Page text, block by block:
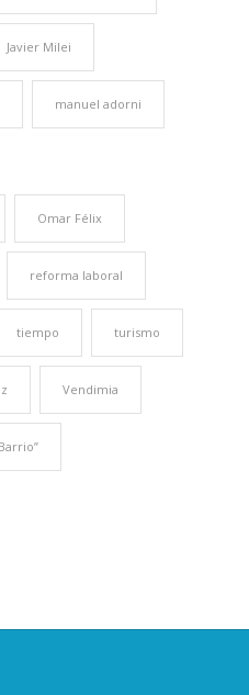
Javier Milei
manuel adorni
Omar Félix
reforma laboral
tiempo turismo
Vendimia